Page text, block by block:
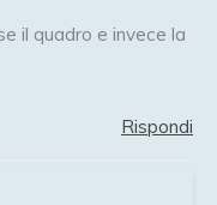
il quadro e invece la
Rispondi